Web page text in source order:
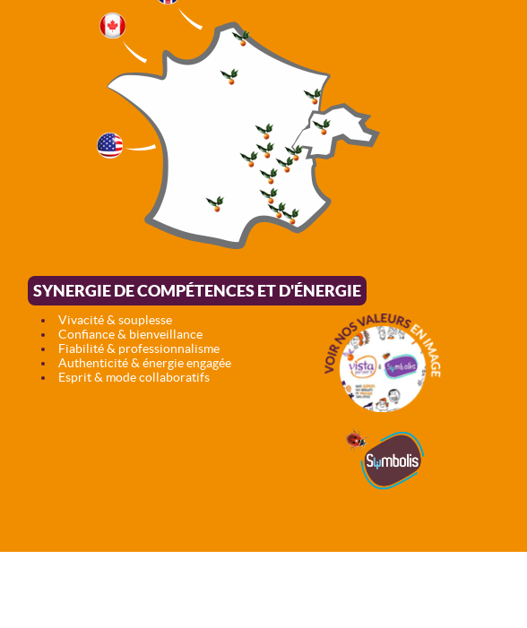
SYNERGIE DE COMPÉTENCES ET D'ÉNERGIE
Vivacité & souplesse
Confiance & bienveillance
Fiabilité & professionnalisme
Authenticité & énergie engagée
Esprit & mode collaboratifs